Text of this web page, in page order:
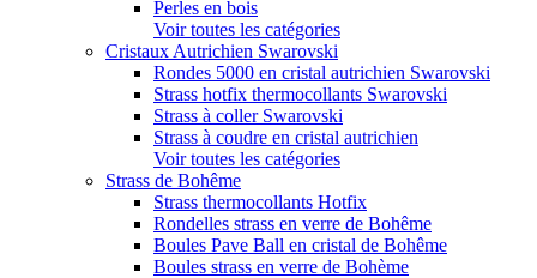
Perles en bois
Voir toutes les catégories
Cristaux Autrichien Swarovski
Rondes 5000 en cristal autrichien Swarovski
Strass hotfix thermocollants Swarovski
Strass à coller Swarovski
Strass à coudre en cristal autrichien
Voir toutes les catégories
Strass de Bohême
Strass thermocollants Hotfix
Rondelles strass en verre de Bohême
Boules Pave Ball en cristal de Bohême
Boules strass en verre de Bohème